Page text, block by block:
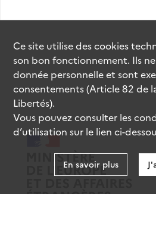
Ce site utilise descookies
son bon fonctionnement. Ils
donnée personnelle et sont
consentements (Article 82 de
Libertés).
Vous pouvez consulter les
d’utilisation sur le lien ci-
En savoir plus